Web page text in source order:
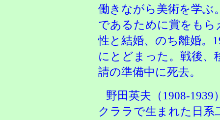
働きながら美術を学ぶ
であるために賞をも
性と結婚、のち離婚。
にとどまった。戦後、
請の準備中に死去。
野田英夫（1908-
クララで生まれた日系